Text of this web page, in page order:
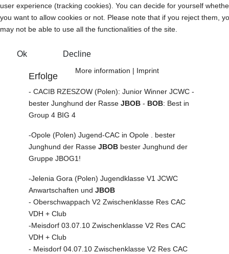
Erfolge
- CACIB RZESZOW (Polen): Junior Winner JCWC -
bester Junghund der RasseJBOB- BOB: Best in
Group 4 BIG 4
-Opole (Polen) Jugend-CAC in Opole . bester
Junghund der RasseJBOB bester Junghund der
Gruppe JBOG1!
-Jelenia Gora (Polen) Jugendklasse V1 JCWC
Anwartschaften undJBOB
- Oberschwappach V2 Zwischenklasse Res CAC
VDH + Club
-Meisdorf 03.07.10 Zwischenklasse V2 Res CAC
VDH + Club
- Meisdorf 04.07.10 Zwischenklasse V2 Res CAC
user experience (tracking cookies). You can decide for yourself
you want to allow cookies or not. Please note that if you reject them,
may not be able to use all the functionalities of the site.
Ok Decline
More information | Imprint